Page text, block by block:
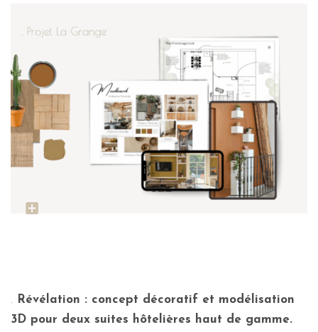
. Révélation : concept décoratif et modélisation
3D pour deux suites hôtelières haut de gamme.